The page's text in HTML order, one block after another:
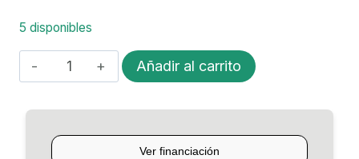
5 disponibles
ENCORDADO
ROTOSOUND
STEEL
Añadir al carrito